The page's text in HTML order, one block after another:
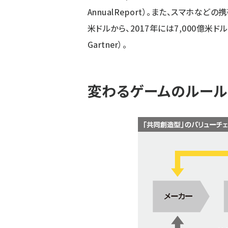
AnnualReport）。また、スマホなど
米ドルから、2017年には7,000億米ド
Gartner）。
変わるゲームのルー